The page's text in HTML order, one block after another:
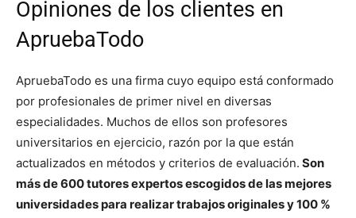
Opiniones de los clientes en
ApruebaTodo
ApruebaTodo es una firma cuyo equipo está conformado
por profesionales de primer nivel en diversas
especialidades. Muchos de ellos son profesores
universitarios en ejercicio, razón por la que están
actualizados en métodos y criterios de evaluación. Son
más de 600 tutores expertos escogidos de las mejores
universidades para realizar trabajos originales y 100 %